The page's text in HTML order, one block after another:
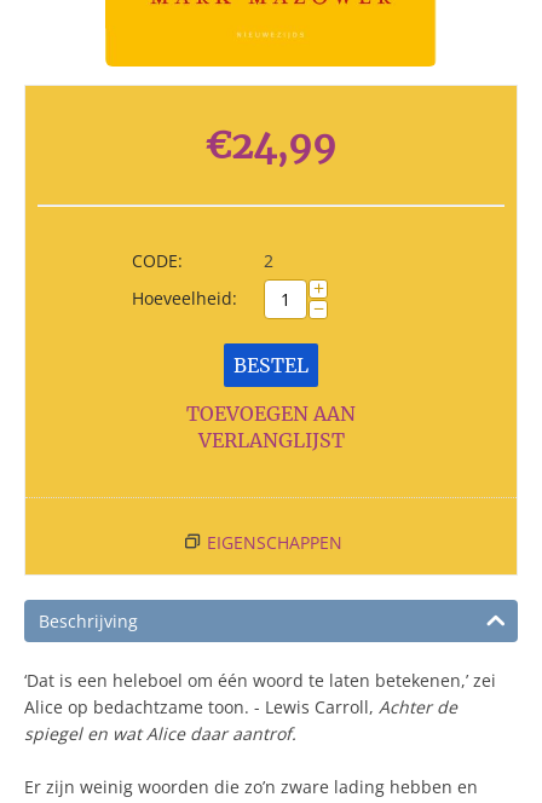
€24,99
CODE:
2
Hoeveelheid:
+
−
BESTEL
TOEVOEGEN AAN
VERLANGLIJST
EIGENSCHAPPEN
Beschrijving
‘Dat is een heleboel om één woord te laten betekenen,’ zei
Alice op bedachtzame toon. - Lewis Carroll, Achter de
spiegel en wat Alice daar aantrof.
Er zijn weinig woorden die zo’n zware lading hebben en